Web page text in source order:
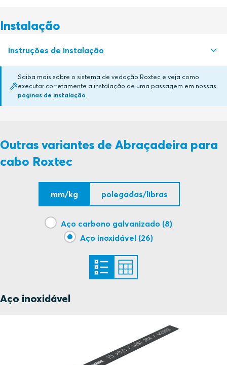
Autoridade de certificação
LR Certificado em renovação
DNV Certificado em renovação
Instalação
Instruções de instalação
CABLE STRAPS (en) PDF
Saiba mais sobre o sistema de vedação Roxtec e veja como
executar corretamente a instalação de uma passagem em nossas
páginas de instalação.
Outras variantes de Abraçadeira para
cabo Roxtec
mm/kg polegadas/libras
Aço carbono galvanizado (8)
Aço inoxidável (26)
Aço inoxidável